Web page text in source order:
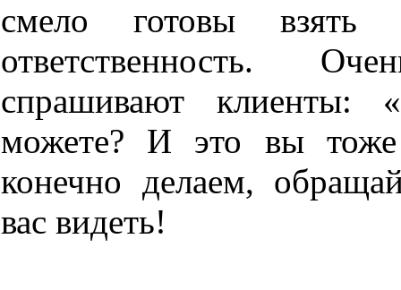
смело готовы
ответственность.
спрашивают
можете? И это вы тоже
конечно делаем,
вас видеть!